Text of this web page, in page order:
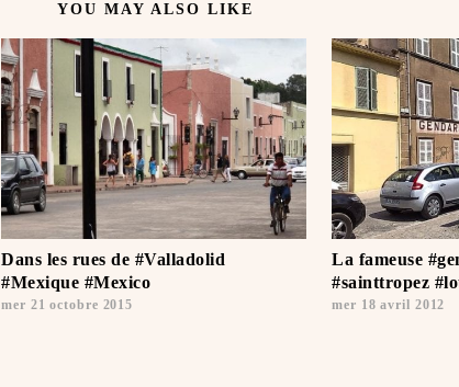
YOU MAY ALSO LIKE
Dans les rues de #Valladolid
#Mexique #Mexico ️
mer 21 octobre 2015
La fameuse
#sainttropez
mer 18 avril 2012